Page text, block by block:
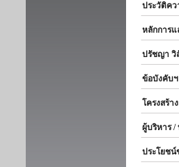
ประวัติคว
หลักการแ
ปรัชญา วิสั
ข้อบังคับฯ /
โครงสร้าง
ผู้บริหาร /
ประโยชน์